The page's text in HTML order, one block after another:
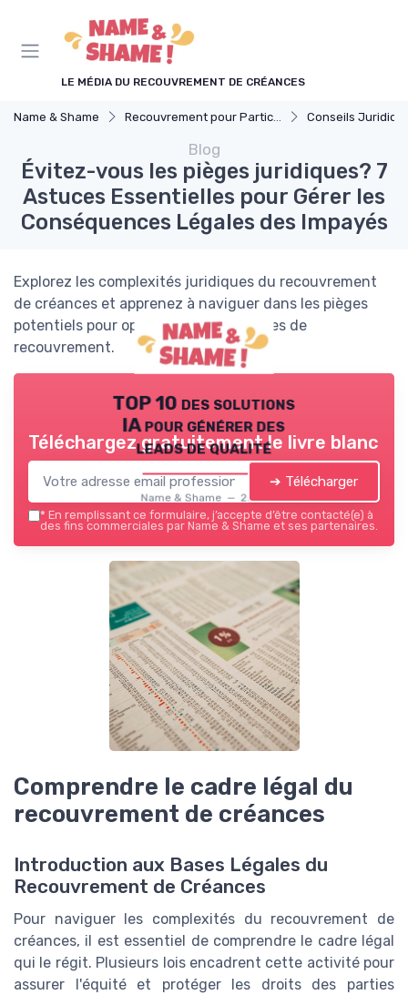
LE MÉDIA DU RECOUVREMENT DE CRÉANCES
Name & Shame Recouvrement pour Particuliers Conseils Juridiques pour
Blog
Évitez-vous les pièges juridiques? 7
Astuces Essentielles pour Gérer les
Conséquences Légales des Impayés
Explorez les complexités juridiques du recouvrement
de créances et apprenez à naviguer dans les pièges
potentiels pour optimiser vos stratégies de
recouvrement.
TOP 10 des solutions
IA pour générer des
leads de qualité
Name & Shame — 2026
Téléchargez gratuitement le livre blanc
➔ Télécharger
* En remplissant ce formulaire, j’accepte d’être contacté(e) à
des fins commerciales par Name & Shame et ses partenaires.
Comprendre le cadre légal du
recouvrement de créances
Introduction aux Bases Légales du
Recouvrement de Créances
Pour naviguer les complexités du recouvrement de
créances, il est essentiel de comprendre le cadre légal
qui le régit. Plusieurs lois encadrent cette activité pour
assurer l'équité et protéger les droits des parties